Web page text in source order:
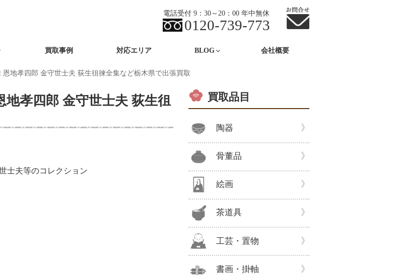
電話受付 9：30～20：00 年中無休
0120-739-773
買取事例 対応エリア BLOG 会社概要
地孝四郎 金守世士夫 荻生徂徠全集など栃木県で出張買取
地孝四郎 金守世士夫 荻生徂
士夫等のコレクション
買取品目
陶器
骨董品
絵画
茶道具
工芸・置物
書画・掛軸